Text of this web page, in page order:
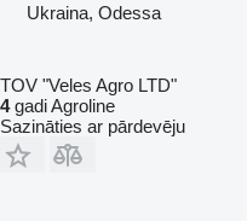
Ukraina, Odessa
TOV "Veles Agro LTD"
4gadi Agroline
Sazināties ar pārdevēju